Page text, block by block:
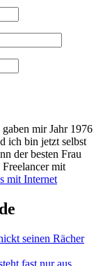
mir Jahr 1976
ich bin jetzt selbst
der besten Frau
mit
mit Internet
seinen Rächer